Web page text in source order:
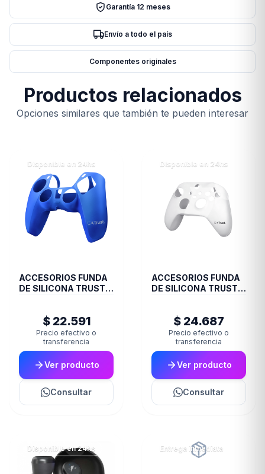
Garantía 12 meses
Envío a todo el país
Componentes originales
Productos relacionados
Opciones similares que también te pueden interesar
Disponible en 24hs
ACCESORIOS FUNDA
DE SILICONA TRUST
$ 22.591
Precio efectivo o
transferencia
Ver producto
Consultar
Disponible en 24hs
ACCESORIOS FUNDA
DE SILICONA TRUST
$ 24.687
Precio efectivo o
transferencia
Ver producto
Consultar
Disponible en 24hs Entrega inmediata